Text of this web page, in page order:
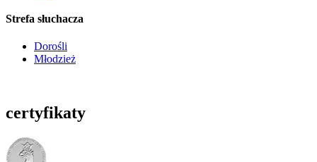
Strefa słuchacza
Dorośli
Młodzież
certyfikaty